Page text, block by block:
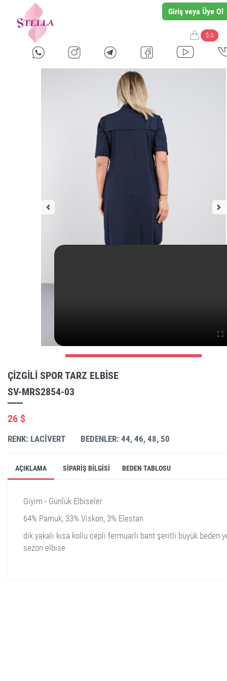
Giriş veya Üye Ol
$ 0
ÇIZGILI SPOR TARZ ELBISE
SV-MRS2854-03
26 $
RENK: LACIVERT BEDENLER: 44, 46, 48, 50
AÇIKLAMA SIPARIŞ BILGISI BEDEN TABLOSU
Giyim - Günlük Elbiseler
64% Pamuk, 33% Viskon, 3% Elestan
dik yakalı kısa kollu cepli fermuarlı bant şeritli büyük beden
sezon elbise